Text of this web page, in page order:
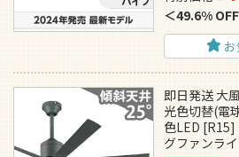
49.6% OFF
即日発送 大
光色切替(電
色LED [R15]
グファンラ